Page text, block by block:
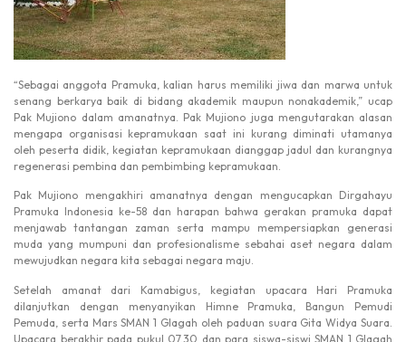
“Sebagai anggota Pramuka, kalian harus memiliki jiwa dan marwa untuk
senang berkarya baik di bidang akademik maupun nonakademik,” ucap
Pak Mujiono dalam amanatnya. Pak Mujiono juga mengutarakan alasan
mengapa organisasi kepramukaan saat ini kurang diminati utamanya
oleh peserta didik, kegiatan kepramukaan dianggap jadul dan kurangnya
regenerasi pembina dan pembimbing kepramukaan.
Pak Mujiono mengakhiri amanatnya dengan mengucapkan Dirgahayu
Pramuka Indonesia ke-58 dan harapan bahwa gerakan pramuka dapat
menjawab tantangan zaman serta mampu mempersiapkan generasi
muda yang mumpuni dan profesionalisme sebahai aset negara dalam
mewujudkan negara kita sebagai negara maju.
Setelah amanat dari Kamabigus, kegiatan upacara Hari Pramuka
dilanjutkan dengan menyanyikan Himne Pramuka, Bangun Pemudi
Pemuda, serta Mars SMAN 1 Glagah oleh paduan suara Gita Widya Suara.
Upacara berakhir pada pukul 07.30 dan para siswa-siswi SMAN 1 Glagah